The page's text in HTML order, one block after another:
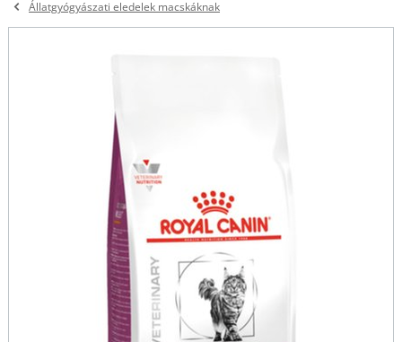
Állatgyógyászati eledelek macskáknak